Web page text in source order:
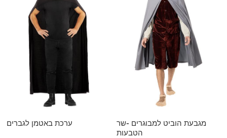
ערכת באטמן לגברים
מגבעת הוביט למבוגרים -שר
הטבעות